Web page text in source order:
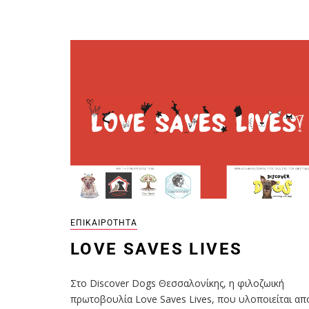
ΕΠΙΚΑΙΡΌΤΗΤΑ
LOVE SAVES LIVES
Στο Discover Dogs Θεσσαλονίκης, η φιλοζωική
πρωτοβουλία Love Saves Lives, που υλοποιείται